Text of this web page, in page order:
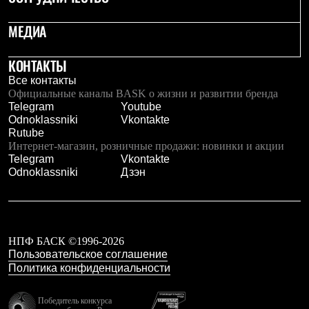
PEAK
ЗА ПОЛЯРНЫМ КРУГОМ
TREK
CITY
BASK juno
ИДЁМ В ПОХОД
Дневник капитана
Каталог дилеров
Компания
Баск сегодня
История
Отцы основатели
Производство
Контроль качества
Сотрудничество
Дилерам
Стать дилером
Услуги
МЕДИА
КОНТАКТЫ
Все контакты
Официальные каналы BASK о жизни и развитии бренда
Telegram
Youtube
Odnoklassniki
Vkontakte
Rutube
Интернет-магазин, розничные продажи: новинки и акции
Telegram
Vkontakte
Odnoklassniki
Дзэн
НПФ БАСК ©1996-2026
Пользовательское соглашение
Политика конфиденциальности
Победитель конкурса